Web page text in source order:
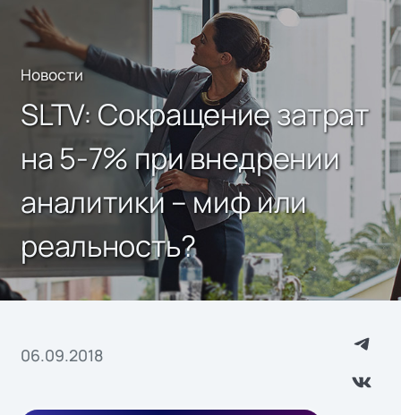
Новости
SLTV: Сокращение затрат
на 5-7% при внедрении
аналитики – миф или
реальность?
06.09.2018